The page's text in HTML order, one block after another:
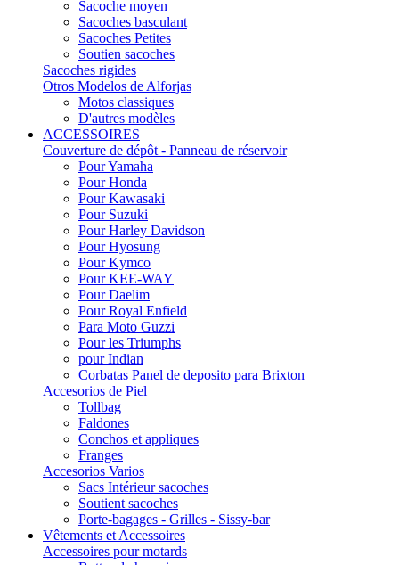
Sacoche moyen
Sacoches basculant
Sacoches Petites
Soutien sacoches
Sacoches rigides
Otros Modelos de Alforjas
Motos classiques
D'autres modèles
ACCESSOIRES
Couverture de dépôt - Panneau de réservoir
Pour Yamaha
Pour Honda
Pour Kawasaki
Pour Suzuki
Pour Harley Davidson
Pour Hyosung
Pour Kymco
Pour KEE-WAY
Pour Daelim
Pour Royal Enfield
Para Moto Guzzi
Pour les Triumphs
pour Indian
Corbatas Panel de deposito para Brixton
Accesorios de Piel
Tollbag
Faldones
Conchos et appliques
Franges
Accesorios Varios
Sacs Intérieur sacoches
Soutient sacoches
Porte-bagages - Grilles - Sissy-bar
Vêtements et Accessoires
Accessoires pour motards